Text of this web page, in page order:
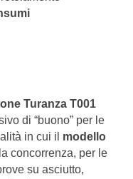
Turanza T001
di “buono” per le
in cui il modello
concorrenza, per le
su asciutto,